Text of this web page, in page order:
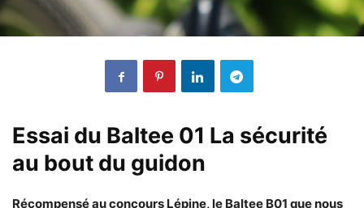
Essai du Baltee 01 La sécurité
au bout du guidon
Récompensé au concours Lépine, le Baltee B01 que nous